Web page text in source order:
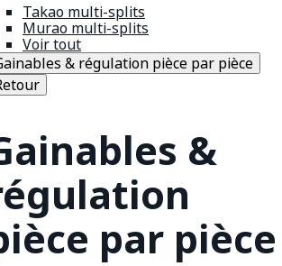
Takao multi-splits
Murao multi-splits
Voir tout
& régulation pièce par pièce
&
par pièce